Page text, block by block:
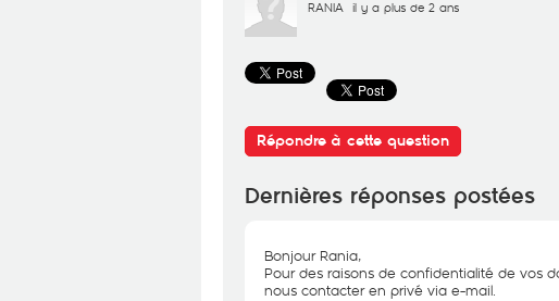
RANIA il y a plus de 2 ans
Répondre à cette question
Dernières réponses postées
Bonjour Rania,
Pour des raisons de confidentialité de vos
nous contacter en privé via e-mail.